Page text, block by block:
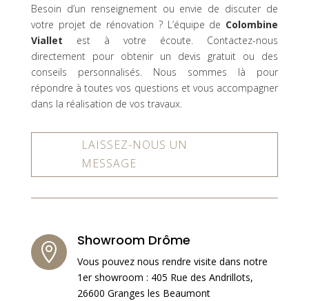
Besoin d’un renseignement ou envie de discuter de
votre projet de rénovation ? L’équipe de Colombine
Viallet est à votre écoute. Contactez-nous
directement pour obtenir un devis gratuit ou des
conseils personnalisés. Nous sommes là pour
répondre à toutes vos questions et vous accompagner
dans la réalisation de vos travaux.
LAISSEZ-NOUS UN
MESSAGE

Showroom Drôme
Vous pouvez nous rendre visite dans notre
1er showroom : 405 Rue des Andrillots,
26600 Granges les Beaumont